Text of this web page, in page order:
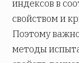
индексов в
свойством и
Поэтому
методы